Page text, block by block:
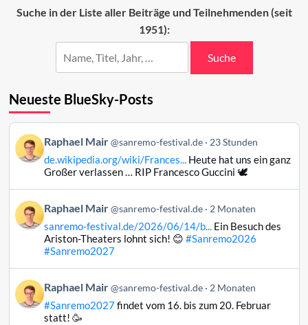
Abends
Suche in der Liste aller Beiträge und Teilnehmenden (seit
1951):
Suche
Neueste BlueSky-Posts
Beitrag
von
Raphael
Bluesky
ansehen
Raphael Mair @sanremo-festival.de 23 Stunden
de.wikipedia.org/wiki/Frances...Heute hat uns ein ganz
Großer verlassen … RIP Francesco Guccini 🕊️
Beitrag
von
Raphael
ansehen
Raphael Mair @sanremo-festival.de 2 Monaten
sanremo-festival.de/2026/06/14/b...Ein Besuch des
Ariston-Theaters lohnt sich! 😊 #Sanremo2026
#Sanremo2027
Beitrag
von
Raphael
Raphael Mair @sanremo-festival.de 2 Monaten
#Sanremo2027findet vom 16. bis zum 20. Februar
statt! 🥳